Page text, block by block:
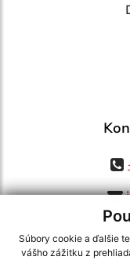
Súbory cookie a ďalšie
vášho zážitku z